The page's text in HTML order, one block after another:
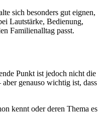
sich besonders gut eignen,
Lautstärke, Bedienung,
Familienalltag passt.
Punkt ist jedoch nicht die
genauso wichtig ist, dass
kennt oder deren Thema es